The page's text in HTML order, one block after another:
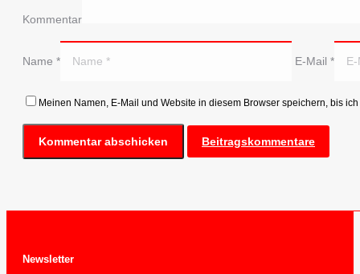
Kommentar
Name * E-Mail *
Meinen Namen, E-Mail und Website in diesem Browser speichern, bis
Beitragskommentare
Newsletter